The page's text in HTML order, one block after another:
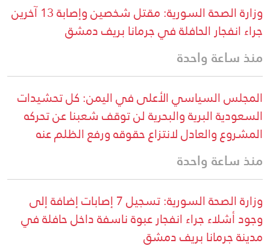
وزارة الصحة السورية: مقتل شخصين وإصابة 13 آخرين
جراء انفجار الحافلة في جرمانا بريف دمشق
منذ ساعة واحدة
المجلس السياسي الأعلى في اليمن: كل تحشيدات
السعودية البرية والبحرية لن توقف شعبنا عن تحركه
المشروع والعادل لانتزاع حقوقه ورفع الظلم عنه
منذ ساعة واحدة
وزارة الصحة السورية: تسجيل 7 إصابات إضافة إلى
وجود أشلاء جراء انفجار عبوة ناسفة داخل حافلة في
مدينة جرمانا بريف دمشق